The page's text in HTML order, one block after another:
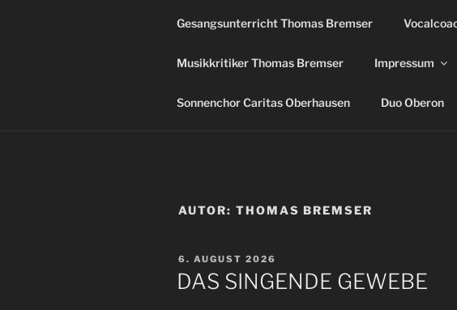
Gesangsunterricht Thomas Bremser
Musikkritiker Thomas Bremser Impressum
Sonnenchor Caritas Oberhausen Duo Oberon
AUTOR: THOMAS BREMSER
VERÖFFENTLICHT
AM
6. AUGUST 2026
DAS SINGENDE GEWEBE